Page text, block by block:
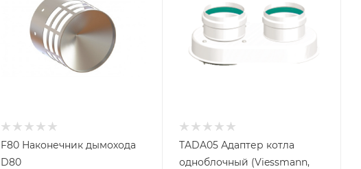
F80 Наконечник дымохода
D80
TADA05 Адаптер котла
одноблочный (Viessmann,